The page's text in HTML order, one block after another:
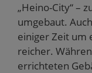
„Heino-City“ –
umgebaut.
einiger Zeit um
reicher.
errichteten